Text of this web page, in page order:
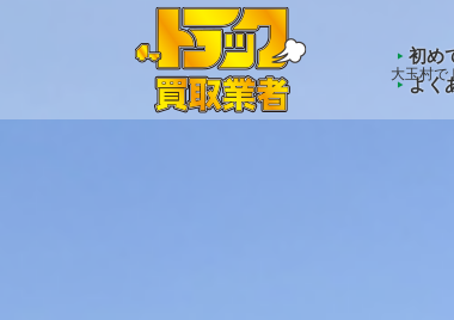
: Undefined array key
大玉村で
初め
よく